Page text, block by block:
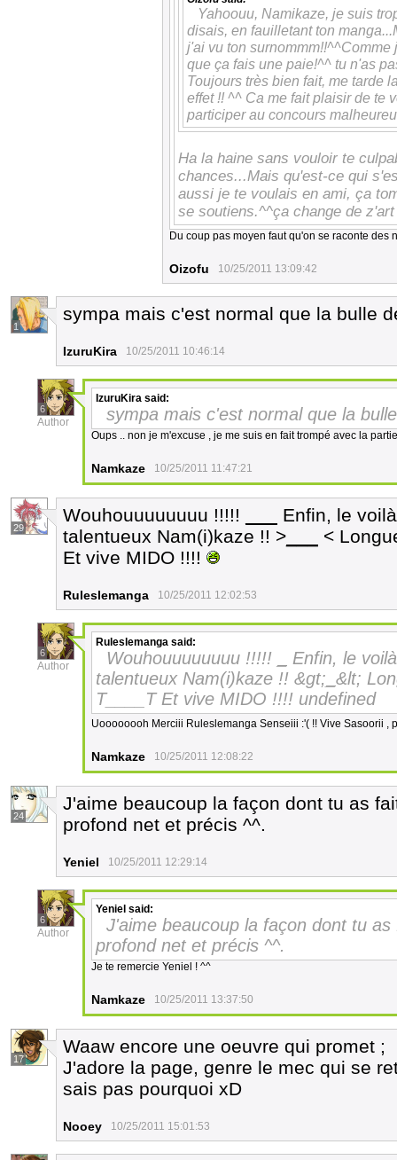
Yahoouu, Namikaze, je suis
disais, en fauilletant ton
j'ai vu ton
que ça fais une paie!^^ tu n'as
Toujours très bien fait, me tarde
effet !! ^^ Ca me fait plaisir de te
participer au concours
Ha la haine sans vouloir te
chances...Mais qu'est-ce qui
aussi je te voulais en ami, ça
se soutiens.^^ça change de
Du coup pas moyen faut qu'on se raconte des
Oizofu 10/25/2011 13:09:42
1
sympa mais c'est normal que la bulle
IzuruKira 10/25/2011 10:46:14
6
Author
IzuruKira said:
sympa mais c'est normal que la
Oups .. non je m'excuse , je me suis en fait trompé avec la
Namkaze 10/25/2011 11:47:21
29
Wouhouuuuuuuu !!!!!
Enfin, le
talentueux Nam(i)kaze !! >
<
Et vive MIDO !!!!
Ruleslemanga 10/25/2011 12:02:53
6
Author
Ruleslemanga said:
Wouhouuuuuuuu !!!!!
Enfin, le
talentueux Nam(i)kaze !! &gt; &lt;
T____T Et vive MIDO !!!! undefined
Uoooooooh Merciii Ruleslemanga Senseiii :'( !! Vive Sasoorii ,
Namkaze 10/25/2011 12:08:22
24
J'aime beaucoup la façon dont tu as
profond net et précis ^^.
Yeniel 10/25/2011 12:29:14
6
Author
Yeniel said:
J'aime beaucoup la façon dont tu
profond net et précis ^^.
Je te remercie Yeniel ! ^^
Namkaze 10/25/2011 13:37:50
17
Waaw encore une oeuvre qui promet ;
J'adore la page, genre le mec qui se
sais pas pourquoi xD
Nooey 10/25/2011 15:01:53